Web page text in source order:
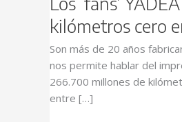
kilómetros cero
Son más de 20 años
nos permite hablar del
266.700 millones de
entre […]